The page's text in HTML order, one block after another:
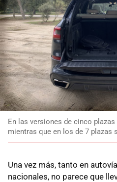
En las versiones de cinco
mientras que en los de 7 plazas
Una vez más, tanto en
nacionales, no parece que